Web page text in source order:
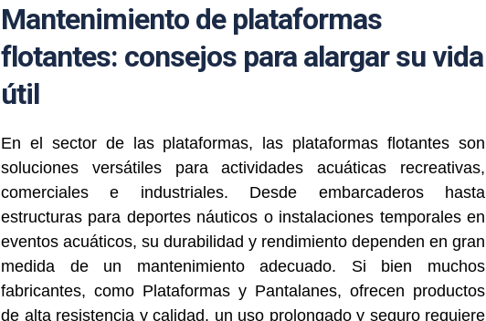
Mantenimiento de plataformas
flotantes: consejos para alargar su vida
útil
En el sector de las plataformas, las plataformas flotantes son
soluciones versátiles para actividades acuáticas recreativas,
comerciales e industriales. Desde embarcaderos hasta
estructuras para deportes náuticos o instalaciones temporales en
eventos acuáticos, su durabilidad y rendimiento dependen en gran
medida de un mantenimiento adecuado. Si bien muchos
fabricantes, como Plataformas y Pantalanes, ofrecen productos
de alta resistencia y calidad, un uso prolongado y seguro requiere